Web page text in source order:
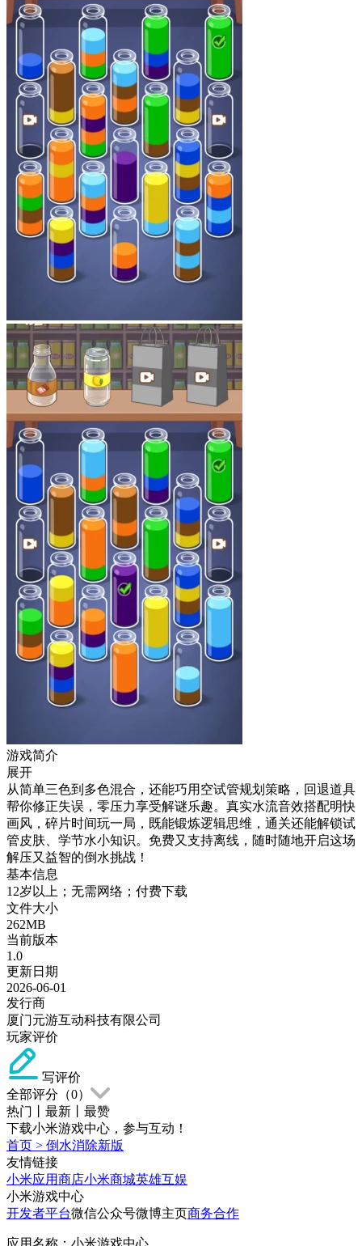
游戏简介
展开
从简单三色到多色混合，还能巧用空试管规划策略，回退道具
帮你修正失误，零压力享受解谜乐趣。真实水流音效搭配明快
画风，碎片时间玩一局，既能锻炼逻辑思维，通关还能解锁试
管皮肤、学节水小知识。免费又支持离线，随时随地开启这场
解压又益智的倒水挑战！
基本信息
12岁以上；无需网络；付费下载
文件大小
262MB
当前版本
1.0
更新日期
2026-06-01
发行商
厦门元游互动科技有限公司
玩家评价
写评价
全部评分（0）
热门
最新
最赞
下载小米游戏中心，参与互动！
首页 > 倒水消除新版
友情链接
小米应用商店小米商城英雄互娱
小米游戏中心
开发者平台微信公众号微博主页商务合作
应用名称：小米游戏中心